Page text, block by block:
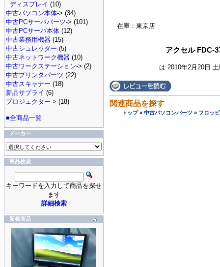
在庫：東京店
アクセル FDC-
は 2010年2月20日
関連商品を探す
トップ» 中古パソコンパーツ » フロッ
ディスプレイ (10)
中古パソコン本体-> (34)
中古PCサーバパーツ-> (101)
中古PCサーバ本体 (12)
中古業務用機器 (15)
中古シュレッダー (5)
中古ネットワーク機器 (10)
中古ワークステーション-> (2)
中古プリンタパーツ (22)
中古スキャナー (18)
新品サプライ (6)
プロジェクター-> (18)
■全商品一覧
メーカー
商品検索
キーワードを入力して商品を探せ
ます
詳細検索
新着商品